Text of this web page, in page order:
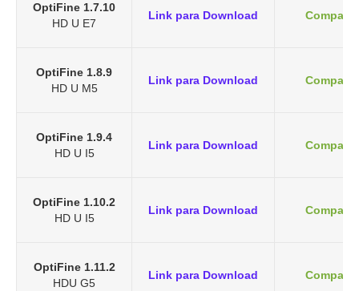
OptiFine 1.7.10
HD U E7
Link para Download
OptiFine 1.8.9
HD U M5
Link para Download
OptiFine 1.9.4
HD U I5
Link para Download
OptiFine 1.10.2
HD U I5
Link para Download
OptiFine 1.11.2
HDU G5
Link para Download